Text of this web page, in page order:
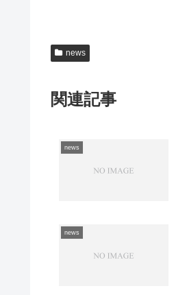
news
関連記事
news
news